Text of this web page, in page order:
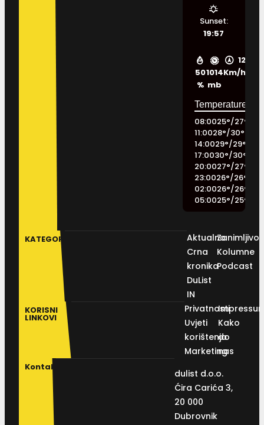
50
%
1014
mb
12
Km/h
Sunset:
19:57
08:0025°/27°
11:0028°/30°
14:0029°/29°
17:0030°/30°
20:0027°/27°
23:0026°/26°
02:0026°/26°
05:0025°/25°
KATEGORIJE
Aktualno
Crna
kronika
DuList
IN
Kolumne
Podcast
KORISNI
LINKOVI
Privatnosti
Uvjeti
korištenja
Marketing
Kako
do
nas
Kontakt
dulist d.o.o.
Ćira Carića 3,
20 000
Dubrovnik